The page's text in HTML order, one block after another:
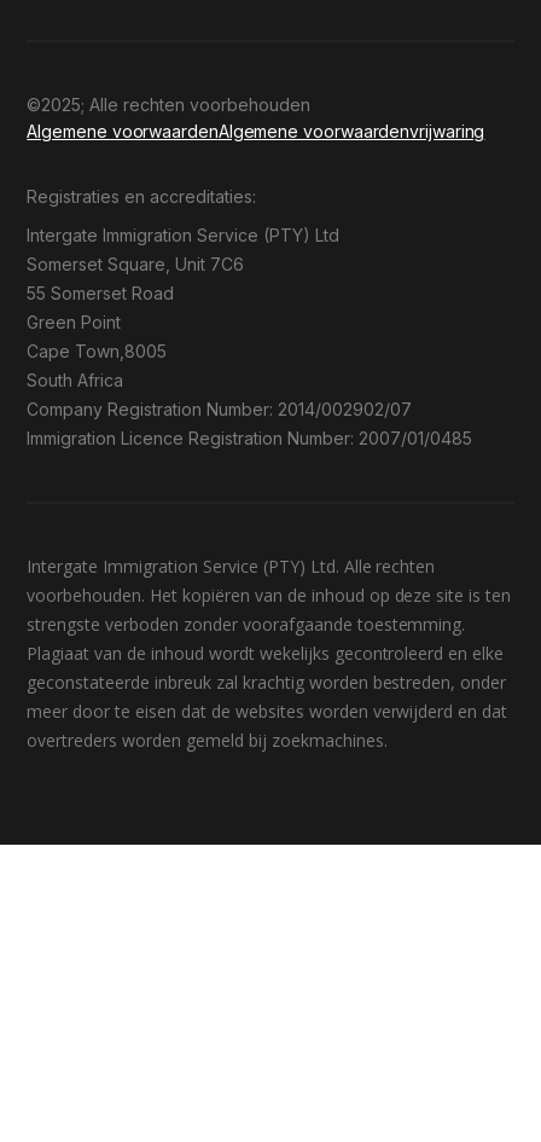
©2025; Alle rechten voorbehouden
Algemene voorwaardenAlgemene voorwaardenvrijwaring
Registraties en accreditaties:
Intergate Immigration Service (PTY) Ltd
Somerset Square, Unit 7C6
55 Somerset Road
Green Point
Cape Town,8005
South Africa
Company Registration Number: 2014/002902/07
Immigration Licence Registration Number: 2007/01/0485
Intergate Immigration Service (PTY) Ltd. Alle rechten
voorbehouden. Het kopiëren van de inhoud op deze site is ten
strengste verboden zonder voorafgaande toestemming.
Plagiaat van de inhoud wordt wekelijks gecontroleerd en elke
geconstateerde inbreuk zal krachtig worden bestreden, onder
meer door te eisen dat de websites worden verwijderd en dat
overtreders worden gemeld bij zoekmachines.